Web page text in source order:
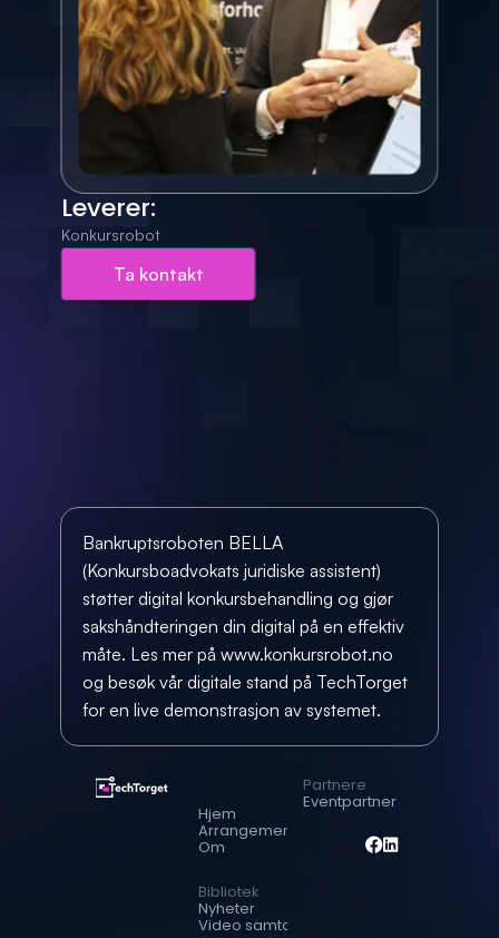
Leverer:
Konkursrobot
Ta kontakt
Bankruptsroboten BELLA
(Konkursboadvokats juridiske assistent)
støtter digital konkursbehandling og gjør
sakshåndteringen din digital på en effektiv
måte. Les mer på www.konkursrobot.no
og besøk vår digitale stand på TechTorget
for en live demonstrasjon av systemet.
Hjem
Arrangementer
Om
Bibliotek
Nyheter
Video samtaler
Partnere
Eventpartner